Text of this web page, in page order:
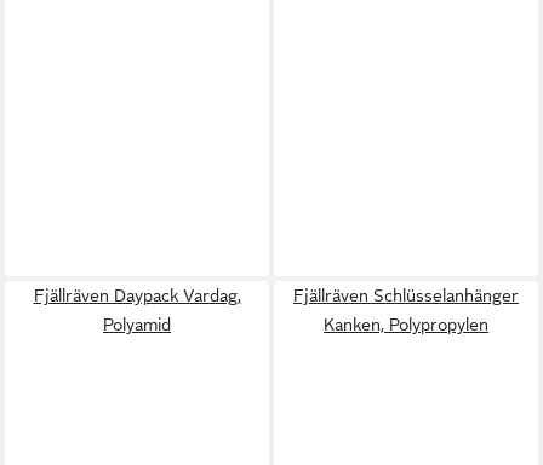
Fjällräven Daypack Vardag,
Polyamid
Fjällräven Schlüsselanhänger
Kanken, Polypropylen